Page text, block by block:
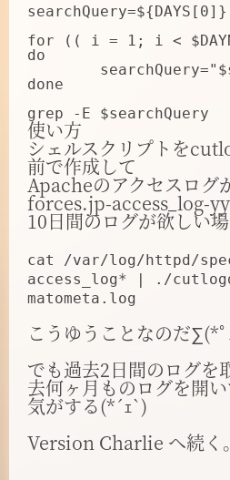
searchQuery=${DAYS[0]}
for (( i = 1; i <
do
done
使い方
シェルスクリプトを
前で作成して
Apacheのアクセスログ
forces.jp-access_log-
10日間のログが欲しい
cat /var/log/httpd/
access_log* | ./
matometa.log
こうゆうことなのだ∑(*
でも過去2日間のログを
去何ヶ月ものログを開
気がする(*´ｪ`)
Version Charlie へ続く。